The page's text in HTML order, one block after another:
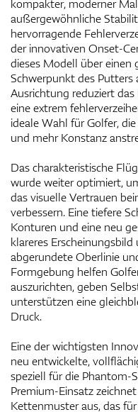
kompakter, moderner
außergewöhnliche
hervorragende
der innovativen Onset-
dieses Modell über einen
Schwerpunkt des Putters
Ausrichtung reduziert
eine extrem
ideale Wahl für Golfer,
und mehr Konstanz
Das charakteristische
wurde weiter optimiert,
das visuelle Vertrauen
verbessern. Eine tiefere
Konturen und eine neu
klareres
abgerundete Oberlinie
Formgebung helfen
auszurichten, geben
unterstützen eine
Druck.
Eine der wichtigsten
neu entwickelte,
speziell für die Phantom-
Premium-Einsatz
Kettenmuster aus, das